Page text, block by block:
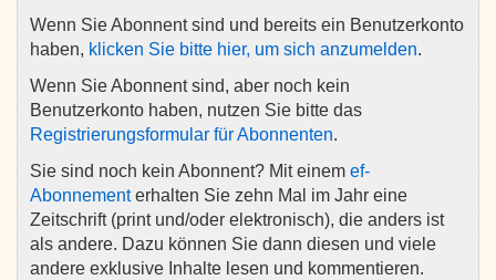
Wenn Sie Abonnent sind und bereits ein Benutzerkonto
haben, klicken Sie bitte hier, um sich anzumelden.
Wenn Sie Abonnent sind, aber noch kein
Benutzerkonto haben, nutzen Sie bitte das
Registrierungsformular für Abonnenten.
Sie sind noch kein Abonnent? Mit einem ef-
Abonnementerhalten Sie zehn Mal im Jahr eine
Zeitschrift (print und/oder elektronisch), die anders ist
als andere. Dazu können Sie dann diesen und viele
andere exklusive Inhalte lesen und kommentieren.